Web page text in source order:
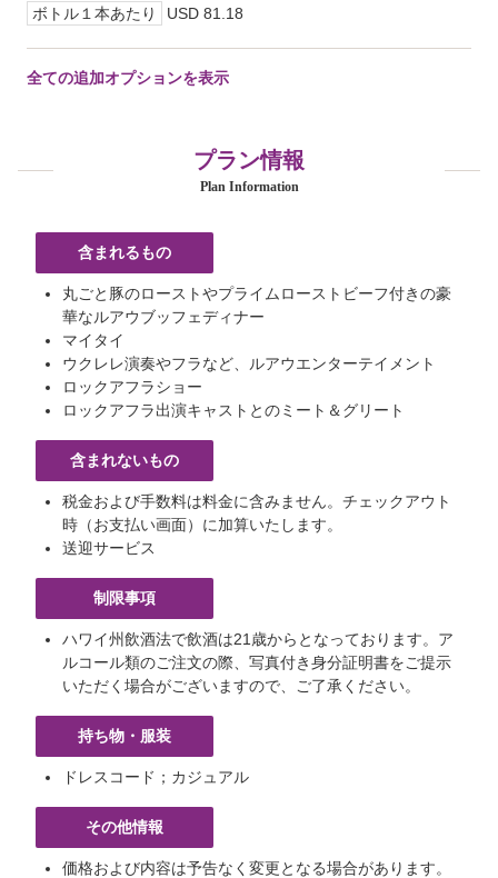
ボトル１本あたり
USD 81.18
全ての追加オプションを表示
プラン情報
Plan Information
含まれるもの
丸ごと豚のローストやプライムローストビーフ付きの豪
華なルアウブッフェディナー
マイタイ
ウクレレ演奏やフラなど、ルアウエンターテイメント
ロックアフラショー
ロックアフラ出演キャストとのミート＆グリート
含まれないもの
税金および手数料は料金に含みません。チェックアウト
時（お支払い画面）に加算いたします。
送迎サービス
制限事項
ハワイ州飲酒法で飲酒は21歳からとなっております。ア
ルコール類のご注文の際、写真付き身分証明書をご提示
いただく場合がございますので、ご了承ください。
持ち物・服装
ドレスコード；カジュアル
その他情報
価格および内容は予告なく変更となる場合があります。